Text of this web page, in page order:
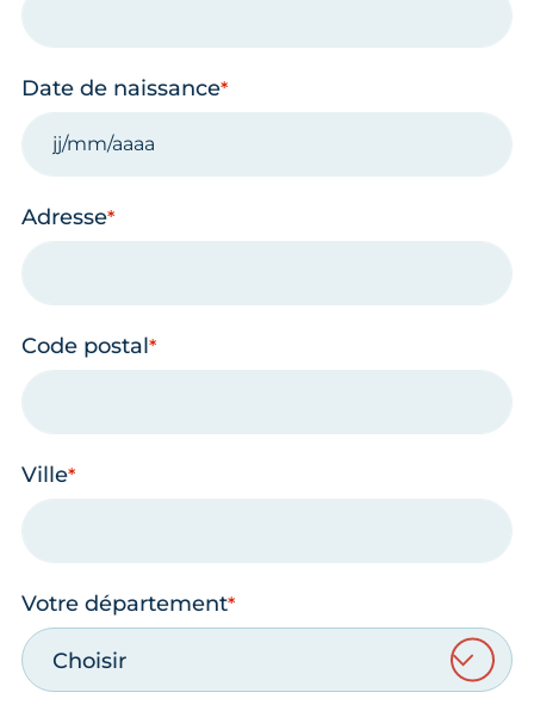
Date de naissance
Adresse
Code postal
Ville
Votre département
Choisir